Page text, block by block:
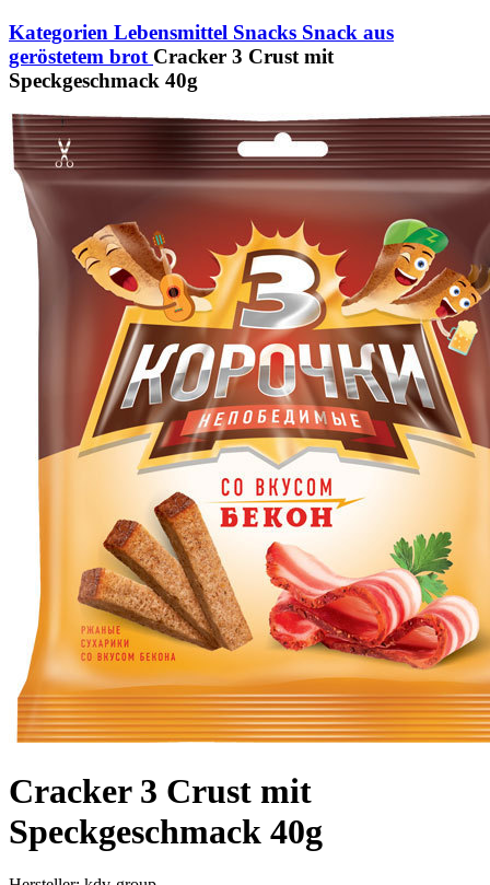
Kategorien Lebensmittel Snacks Snack aus
geröstetem brot Cracker 3 Crust mit
Speckgeschmack 40g
Cracker 3 Crust mit
Speckgeschmack 40g